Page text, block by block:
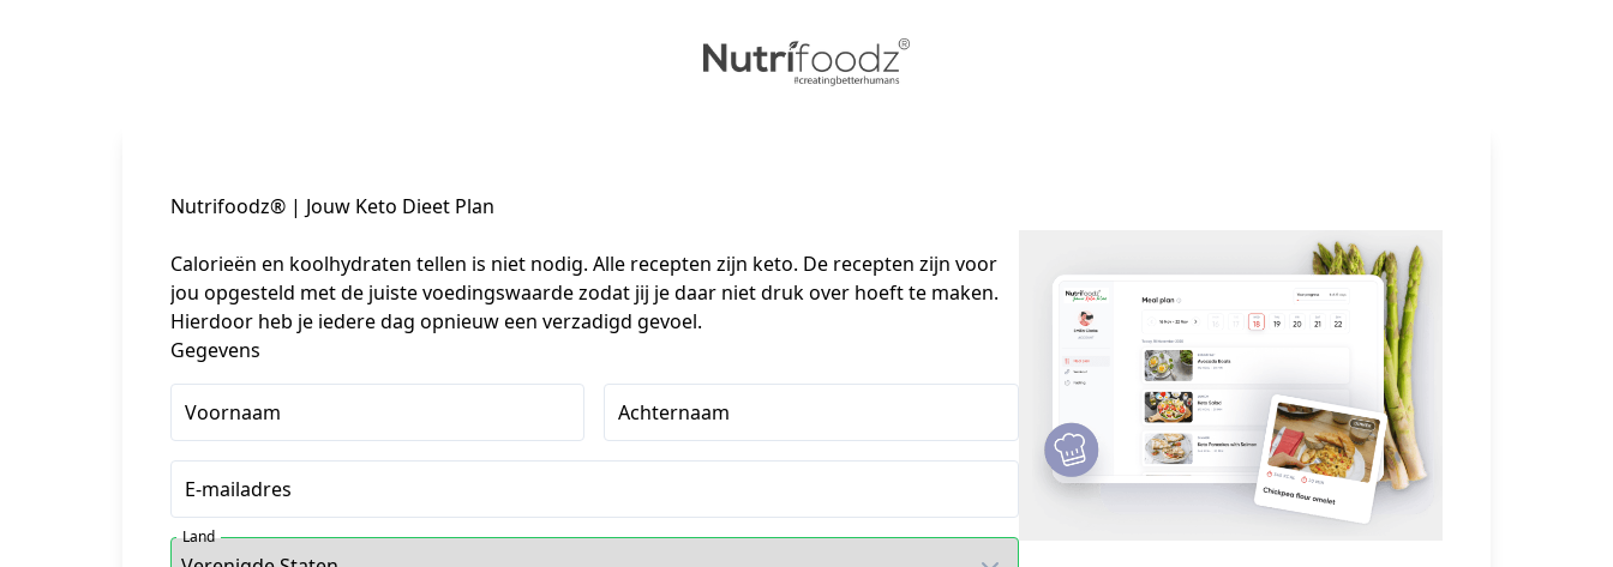
Nutrifoodz® | Jouw Keto Dieet Plan
Calorieën en koolhydraten tellen is niet nodig. Alle recepten zijn keto. De recepten zijn voor
jou opgesteld met de juiste voedingswaarde zodat jij je daar niet druk over hoeft te maken.
Hierdoor heb je iedere dag opnieuw een verzadigd gevoel.
Gegevens
Voornaam Achternaam
E-mailadres
Land